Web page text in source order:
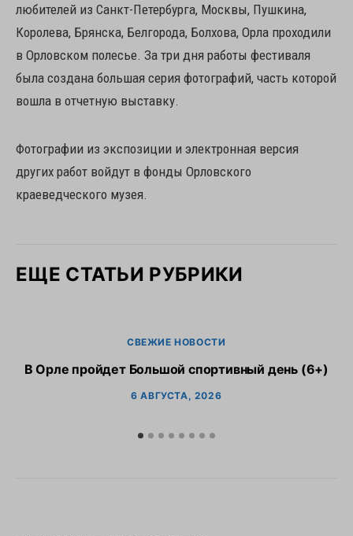
любителей из Санкт-Петербурга, Москвы, Пушкина,
Королева, Брянска, Белгорода, Болхова, Орла проходили
в Орловском полесье. За три дня работы фестиваля
была создана большая серия фотографий, часть которой
вошла в отчетную выставку.
Фотографии из экспозиции и электронная версия
других работ войдут в фонды Орловского
краеведческого музея.
ЕЩЕ СТАТЬИ РУБРИКИ
СВЕЖИЕ НОВОСТИ
В Орле пройдет Большой спортивный день (6+)
6 АВГУСТА, 2026